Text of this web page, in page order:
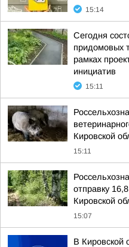
15:14
Сегодня
придомовых
рамках
инициатив
15:11
Кировской
15:11
отправку
Кировской
15:07
В Кировской